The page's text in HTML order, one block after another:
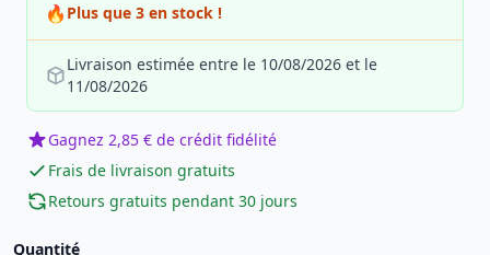
🔥 Plus que 3 en stock !
Livraison estimée entre le 10/08/2026 et le
11/08/2026
Gagnez 2,85 € de crédit fidélité
Frais de livraison gratuits
Retours gratuits pendant 30 jours
Quantité